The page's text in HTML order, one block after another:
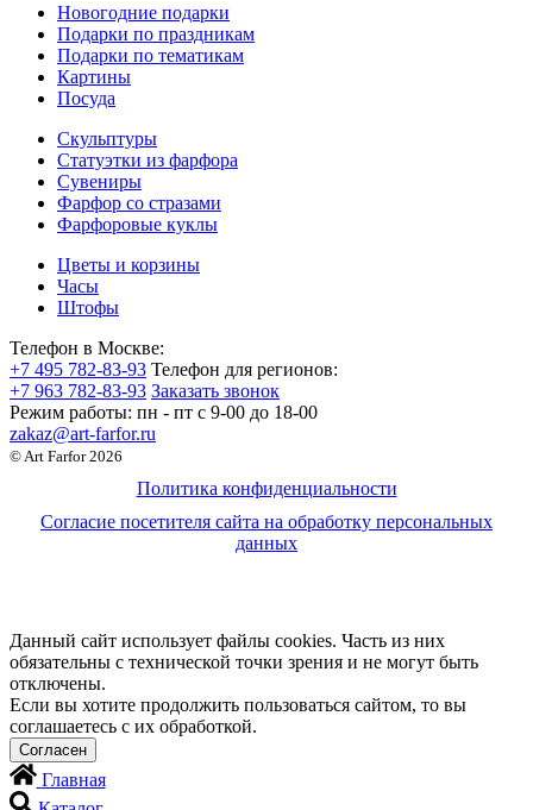
Новогодние подарки
Подарки по праздникам
Подарки по тематикам
Картины
Посуда
Скульптуры
Статуэтки из фарфора
Сувениры
Фарфор со стразами
Фарфоровые куклы
Цветы и корзины
Часы
Штофы
Телефон в Москве:
+7 495 782-83-93 Телефон для регионов:
+7 963 782-83-93 Заказать звонок
Режим работы: пн - пт c 9-00 до 18-00
zakaz@art-farfor.ru
© Art Farfor 2026
Политика конфиденциальности
Согласие посетителя сайта на обработку персональных
данных
Данный сайт использует файлы cookies. Часть из них
обязательны с технической точки зрения и не могут быть
отключены.
Если вы хотите продолжить пользоваться сайтом, то вы
соглашаетесь с их обработкой.
Главная